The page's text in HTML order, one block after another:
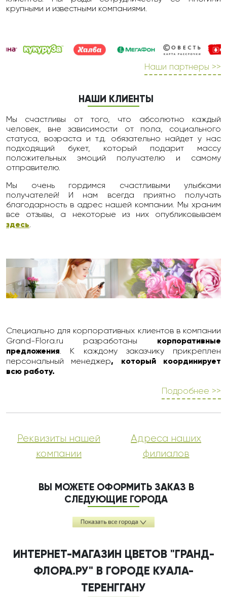
крупными и известными компаниями.
Наши партнеры >>
НАШИ КЛИЕНТЫ
Мы счастливы от того, что абсолютно каждый
человек, вне зависимости от пола, социального
статуса, возраста и т.д. обязательно найдет у нас
подходящий букет, который подарит массу
положительных эмоций получателю и самому
отправителю.
Мы очень гордимся счастливыми улыбками
получателей! И нам всегда приятно получать
благодарность в адрес нашей компании. Мы храним
все отзывы, а некоторые из них опубликовываем
здесь.
Специально для корпоративных клиентов в компании
Grand-Flora.ru разработаны корпоративные
предложения. К каждому заказчику прикреплен
персональный менеджер, который координирует
всю работу.
Подробнее >>
Реквизиты нашей
компании
Адреса наших
филиалов
ВЫ МОЖЕТЕ ОФОРМИТЬ ЗАКАЗ В
СЛЕДУЮЩИЕ ГОРОДА
ИНТЕРНЕТ-МАГАЗИН ЦВЕТОВ "ГРАНД-
ФЛОРА.РУ" В ГОРОДЕ КУАЛА-
ТЕРЕНГГАНУ